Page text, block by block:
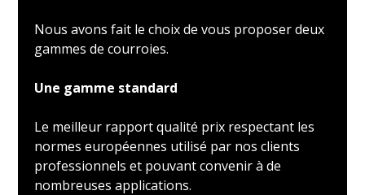
Nous avons fait le choix de vous proposer deux
gammes de courroies.
Une gamme standard
Le meilleur rapport qualité prix respectant les
normes européennes utilisé par nos clients
professionnels et pouvant convenir à de
nombreuses applications.